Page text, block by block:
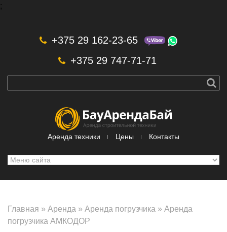
;
+375 29 162-23-65
+375 29 747-71-71
Аренда техники Цены Контакты
Главная » Аренда » Аренда погрузчика » Аренда
погрузчика АМКОДОР